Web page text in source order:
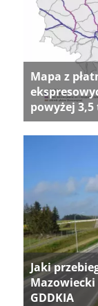
Mapa z
powyżej 3,5
Jaki
Mazowiecki
GDDKIA